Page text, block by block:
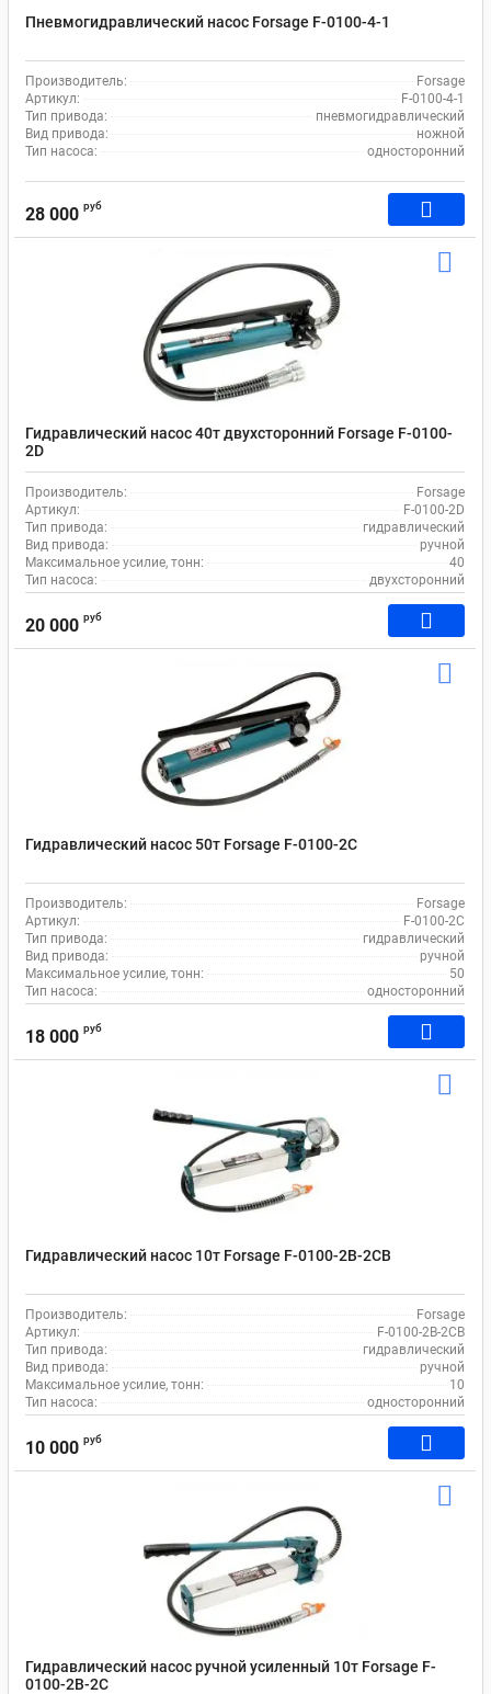
Пневмогидравлический насос Forsage F-0100-4-1
Производитель:
Forsage
Артикул:
F-0100-4-1
Тип привода:
пневмогидравлический
Вид привода:
ножной
Тип насоса:
односторонний
28 000 руб
Гидравлический насос 40т двухсторонний Forsage F-0100-
2D
Производитель:
Forsage
Артикул:
F-0100-2D
Тип привода:
гидравлический
Вид привода:
ручной
Максимальное усилие, тонн:
40
Тип насоса:
двухсторонний
20 000 руб
Гидравлический насос 50т Forsage F-0100-2C
Производитель:
Forsage
Артикул:
F-0100-2C
Тип привода:
гидравлический
Вид привода:
ручной
Максимальное усилие, тонн:
50
Тип насоса:
односторонний
18 000 руб
Гидравлический насос 10т Forsage F-0100-2B-2CB
Производитель:
Forsage
Артикул:
F-0100-2B-2CB
Тип привода:
гидравлический
Вид привода:
ручной
Максимальное усилие, тонн:
10
Тип насоса:
односторонний
10 000 руб
Гидравлический насос ручной усиленный 10т Forsage F-
0100-2B-2C